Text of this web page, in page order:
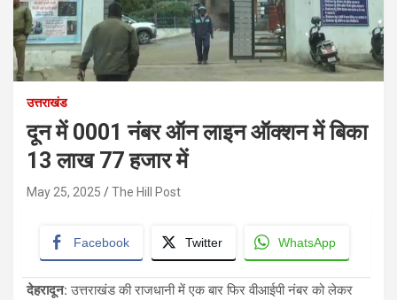
उत्तराखंड
दून में 0001 नंबर ऑन लाइन ऑक्शन में बिका
13 लाख 77 हजार में
May 25, 2025 The Hill Post
Facebook Twitter WhatsApp
देहरादून: उत्तराखंड की राजधानी में एक बार फिर वीआईपी नंबर को लेकर